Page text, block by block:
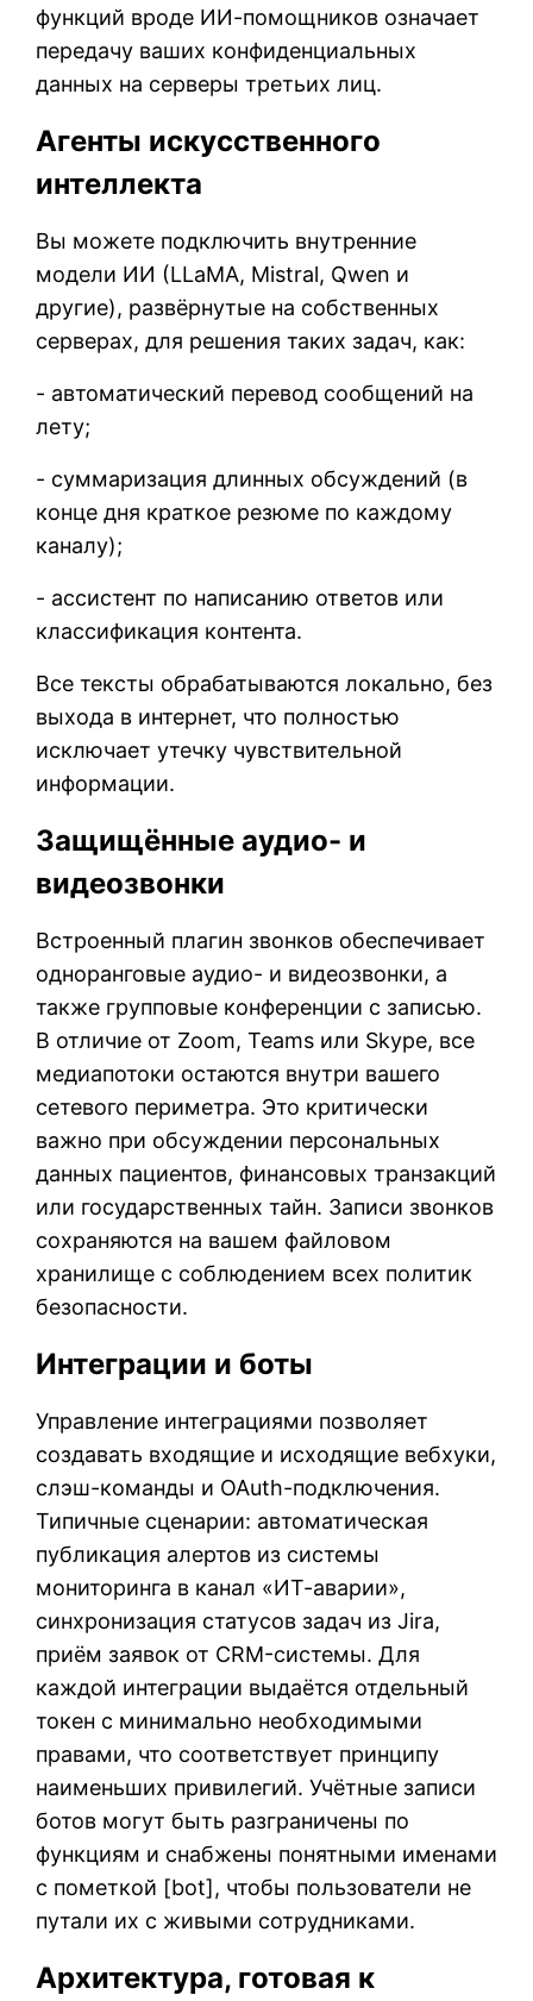
функций вроде ИИ-помощников означает
передачу ваших конфиденциальных
данных на серверы третьих лиц.
Агенты искусственного
интеллекта
Вы можете подключить внутренние
модели ИИ (LLaMA, Mistral, Qwen и
другие), развёрнутые на собственных
серверах, для решения таких задач, как:
- автоматический перевод сообщений на
лету;
- суммаризация длинных обсуждений (в
конце дня краткое резюме по каждому
каналу);
- ассистент по написанию ответов или
классификация контента.
Все тексты обрабатываются локально, без
выхода в интернет, что полностью
исключает утечку чувствительной
информации.
Защищённые аудио- и
видеозвонки
Встроенный плагин звонков обеспечивает
одноранговые аудио- и видеозвонки, а
также групповые конференции с записью.
В отличие от Zoom, Teams или Skype, все
медиапотоки остаются внутри вашего
сетевого периметра. Это критически
важно при обсуждении персональных
данных пациентов, финансовых транзакций
или государственных тайн. Записи звонков
сохраняются на вашем файловом
хранилище с соблюдением всех политик
безопасности.
Интеграции и боты
Управление интеграциями позволяет
создавать входящие и исходящие вебхуки,
слэш-команды и OAuth-подключения.
Типичные сценарии: автоматическая
публикация алертов из системы
мониторинга в канал «ИТ-аварии»,
синхронизация статусов задач из Jira,
приём заявок от CRM-системы. Для
каждой интеграции выдаётся отдельный
токен с минимально необходимыми
правами, что соответствует принципу
наименьших привилегий. Учётные записи
ботов могут быть разграничены по
функциям и снабжены понятными именами
с пометкой [bot], чтобы пользователи не
путали их с живыми сотрудниками.
Архитектура, готовая к